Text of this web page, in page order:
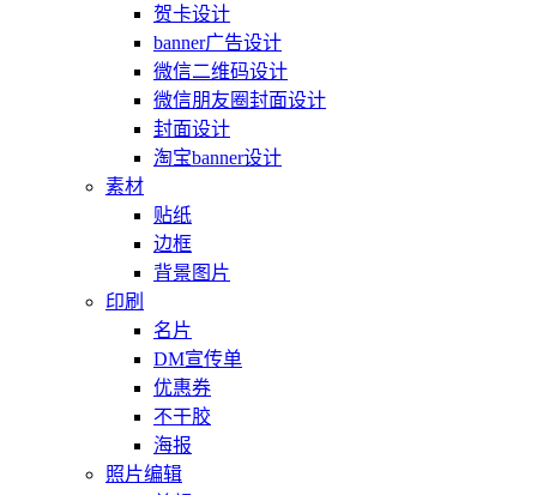
贺卡设计
banner广告设计
微信二维码设计
微信朋友圈封面设计
封面设计
淘宝banner设计
素材
贴纸
边框
背景图片
印刷
名片
DM宣传单
优惠券
不干胶
海报
照片编辑